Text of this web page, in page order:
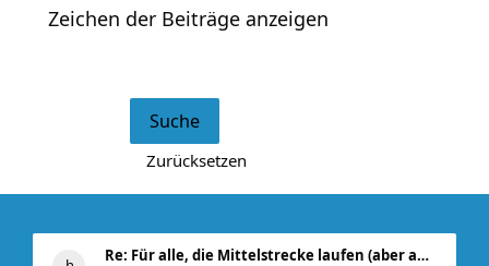
Zeichen der Beiträge anzeigen
Re: Für alle, die Mittelstrecke laufen (aber auch